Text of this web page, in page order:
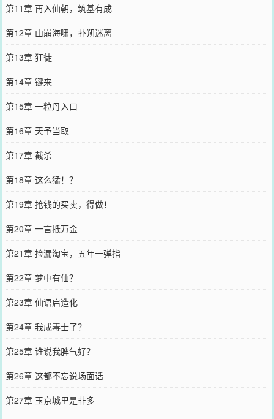
第11章 再入仙朝，筑基有成
第12章 山崩海啸，扑朔迷离
第13章 狂徒
第14章 键来
第15章 一粒丹入口
第16章 天予当取
第17章 截杀
第18章 这么猛！？
第19章 抢钱的买卖，得做！
第20章 一言抵万金
第21章 捡漏淘宝，五年一弹指
第22章 梦中有仙？
第23章 仙语启造化
第24章 我成毒士了？
第25章 谁说我脾气好？
第26章 这都不忘说场面话
第27章 玉京城里是非多